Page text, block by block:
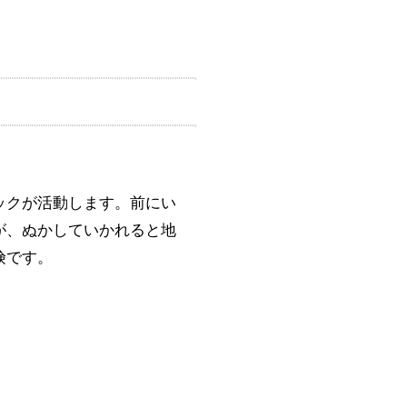
クが活動します。前にい
、ぬかしていかれると地
す。